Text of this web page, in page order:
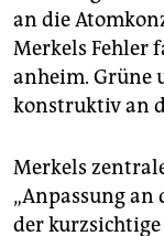
an die
Merkels Fehler
anheim. Grüne
konstruktiv an
Merkels
„Anpassung an
der